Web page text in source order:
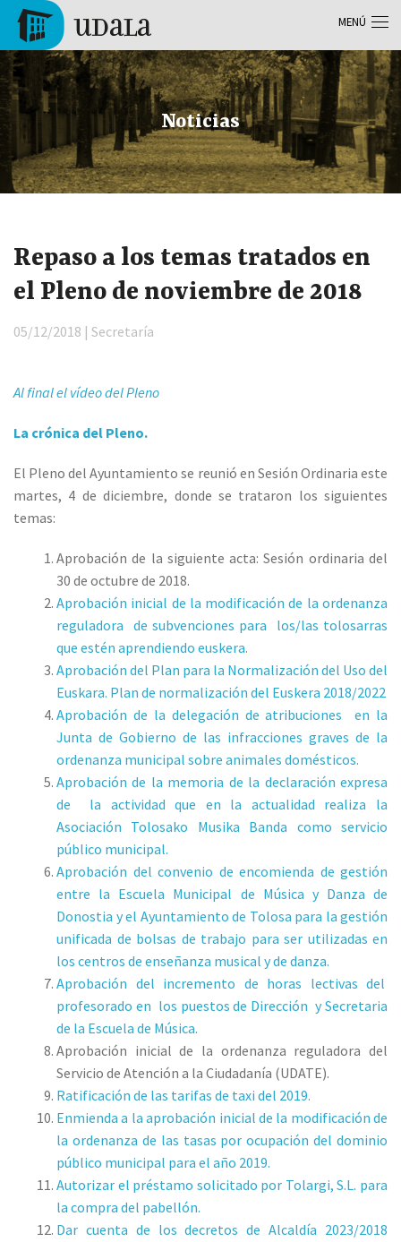
Pasar al contenido principal
Tolosa
Noticias
Repaso a los temas tratados en
el Pleno de noviembre de 2018
05/12/2018 | Secretaría
Al final el vídeo del Pleno
La crónica del Pleno.
El Pleno del Ayuntamiento se reunió en Sesión Ordinaria este
martes, 4 de diciembre, donde se trataron los siguientes
temas:
Aprobación de la siguiente acta: Sesión ordinaria del
30 de octubre de 2018.
Aprobación inicial de la modificación de la ordenanza
reguladora de subvenciones para los/las tolosarras
que estén aprendiendo euskera.
Aprobación del Plan para la Normalización del Uso del
Euskara. Plan de normalización del Euskera 2018/2022
Aprobación de la delegación de atribuciones en la
Junta de Gobierno de las infracciones graves de la
ordenanza municipal sobre animales domésticos.
Aprobación de la memoria de la declaración expresa
de la actividad que en la actualidad realiza la
Asociación Tolosako Musika Banda como servicio
público municipal.
Aprobación del convenio de encomienda de gestión
entre la Escuela Municipal de Música y Danza de
Donostia y el Ayuntamiento de Tolosa para la gestión
unificada de bolsas de trabajo para ser utilizadas en
los centros de enseñanza musical y de danza.
Aprobación del incremento de horas lectivas del
profesorado en los puestos de Dirección y Secretaria
de la Escuela de Música.
Aprobación inicial de la ordenanza reguladora del
Servicio de Atención a la Ciudadanía (UDATE).
Ratificación de las tarifas de taxi del 2019.
Enmienda a la aprobación inicial de la modificación de
la ordenanza de las tasas por ocupación del dominio
público municipal para el año 2019.
Autorizar el préstamo solicitado por Tolargi, S.L. para
la compra del pabellón.
Dar cuenta de los decretos de Alcaldía 2023/2018
MENÚ